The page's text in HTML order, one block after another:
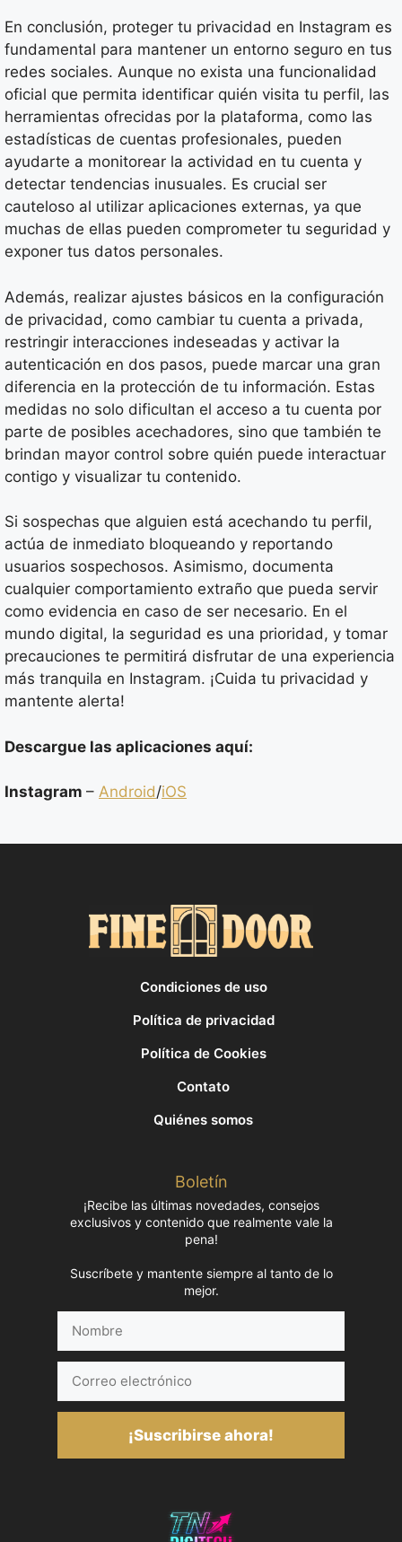
En conclusión, proteger tu privacidad en Instagram es
fundamental para mantener un entorno seguro en tus
redes sociales. Aunque no exista una funcionalidad
oficial que permita identificar quién visita tu perfil, las
herramientas ofrecidas por la plataforma, como las
estadísticas de cuentas profesionales, pueden
ayudarte a monitorear la actividad en tu cuenta y
detectar tendencias inusuales. Es crucial ser
cauteloso al utilizar aplicaciones externas, ya que
muchas de ellas pueden comprometer tu seguridad y
exponer tus datos personales.
Además, realizar ajustes básicos en la configuración
de privacidad, como cambiar tu cuenta a privada,
restringir interacciones indeseadas y activar la
autenticación en dos pasos, puede marcar una gran
diferencia en la protección de tu información. Estas
medidas no solo dificultan el acceso a tu cuenta por
parte de posibles acechadores, sino que también te
brindan mayor control sobre quién puede interactuar
contigo y visualizar tu contenido.
Si sospechas que alguien está acechando tu perfil,
actúa de inmediato bloqueando y reportando
usuarios sospechosos. Asimismo, documenta
cualquier comportamiento extraño que pueda servir
como evidencia en caso de ser necesario. En el
mundo digital, la seguridad es una prioridad, y tomar
precauciones te permitirá disfrutar de una experiencia
más tranquila en Instagram. ¡Cuida tu privacidad y
mantente alerta!
Descargue las aplicaciones aquí:
Instagram – Android/iOS
Condiciones de uso
Política de privacidad
Política de Cookies
Contato
Quiénes somos
Boletín
¡Recibe las últimas novedades, consejos
exclusivos y contenido que realmente vale la
pena!
Suscríbete y mantente siempre al tanto de lo
mejor.
electrónico
¡Suscribirse ahora!